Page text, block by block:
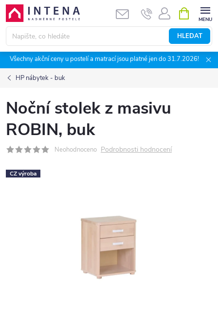
Přejít
obsah
HLEDAT
NÁKUPNÍ
KOŠÍK
Všechny akční ceny u postelí a matrací jsou platné jen do 31.7.2026!
HP nábytek - buk
Noční stolek z masivu
ROBIN, buk
Neohodnoceno Podrobnosti hodnocení
CZ výroba